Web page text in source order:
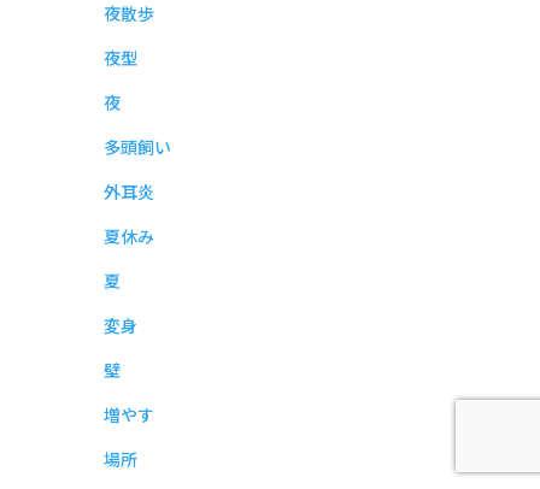
夜散歩
夜型
夜
多頭飼い
外耳炎
夏休み
夏
変身
壁
増やす
場所